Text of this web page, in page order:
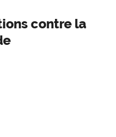
contre la